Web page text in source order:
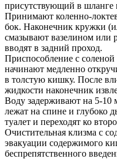
присутствующий в шланге
Принимают коленно-
бок. Наконечник кружки
смазывают вазелином или
вводят в задний проход.
Приспособление с
начинают медленно
в толстую кишку. После
жидкости наконечник
Воду задерживают на 5-10
лежат на спине и глубоко
туалет и переходят ко
Очистительная клизма с
эвакуации содержимого
беспрепятственного